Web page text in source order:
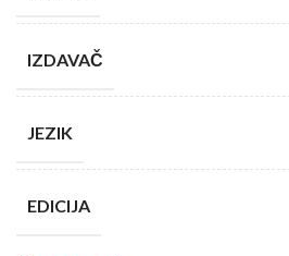
IZDAVAČ
JEZIK
EDICIJA